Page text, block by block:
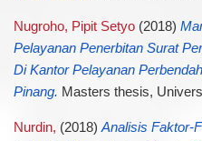
Nugroho, Pipit Setyo(2018)
Pelayanan Penerbitan Surat
Di Kantor Pelayanan
Pinang. Masters thesis,
Nurdin, (2018) Analisis Faktor-